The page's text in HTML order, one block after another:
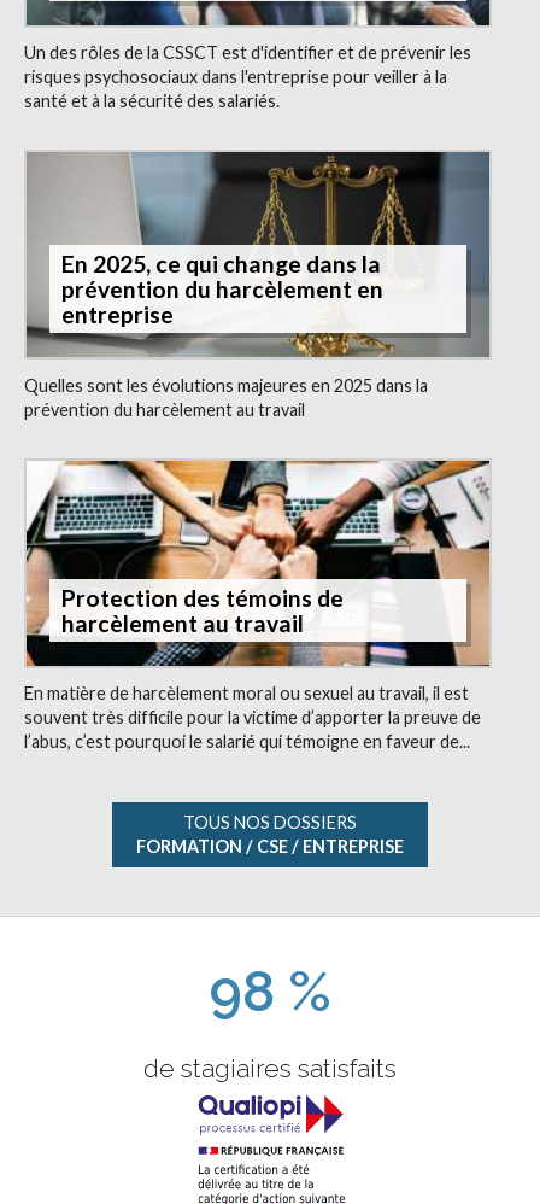
Un des rôles de la CSSCT est d'identifier et de prévenir les
risques psychosociaux dans l'entreprise pour veiller à la
santé et à la sécurité des salariés.
En 2025, ce qui change dans la
prévention du harcèlement en
entreprise
Quelles sont les évolutions majeures en 2025 dans la
prévention du harcèlement au travail
Protection des témoins de
harcèlement au travail
En matière de harcèlement moral ou sexuel au travail, il est
souvent très difficile pour la victime d’apporter la preuve de
l’abus, c’est pourquoi le salarié qui témoigne en faveur de...
TOUS NOS DOSSIERS
FORMATION / CSE / ENTREPRISE
98 %
de stagiaires satisfaits